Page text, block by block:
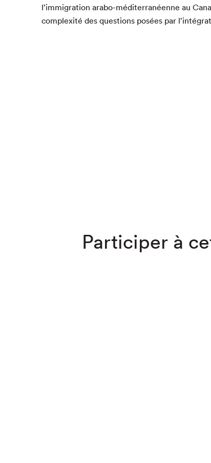
l’immigration arabo-méditer­ranéenne au
com­plex­ité des ques­tions posées par
Participer à